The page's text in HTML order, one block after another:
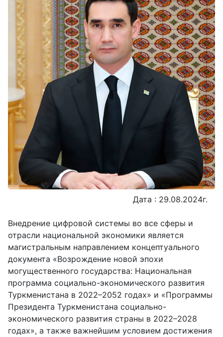
Дата : 29.08.2024г.
Внедрение цифровой системы во все сферы и
отрасли национальной экономики является
магистральным направлением концептуального
документа «Возрождение новой эпохи
могущественного государства: Национальная
программа социально-экономического развития
Туркменистана в 2022–2052 годах» и «Программы
Президента Туркменистана социально-
экономического развития страны в 2022–2028
годах», а также важнейшим условием достижения